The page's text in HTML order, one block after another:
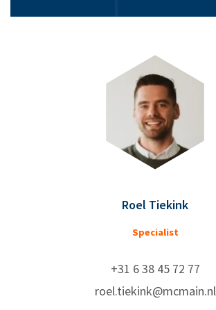
Roel Tiekink
Specialist
+31 6 38 45 72 77
roel.tiekink@mcmain.nl